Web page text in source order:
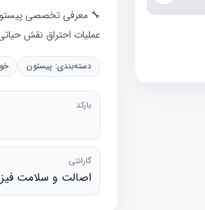
عملیات احتراق نقش
دسته‌بندی: پیستون
بارکد
گارانتی
اصالت و سلامت